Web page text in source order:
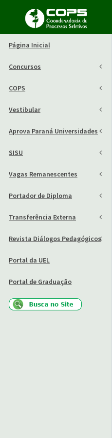
Página Inicial
Concursos
COPS
Vestibular
Aprova Paraná Universidades
SISU
Vagas Remanescentes
Portador de Diploma
Transferência Externa
Revista Diálogos Pedagógicos
Portal da UEL
Portal de Graduação